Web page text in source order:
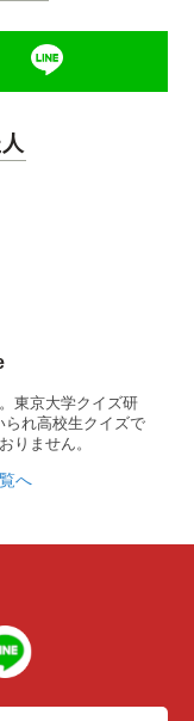
東京大学クイズ研
られ高校生クイズで
りません。
へ